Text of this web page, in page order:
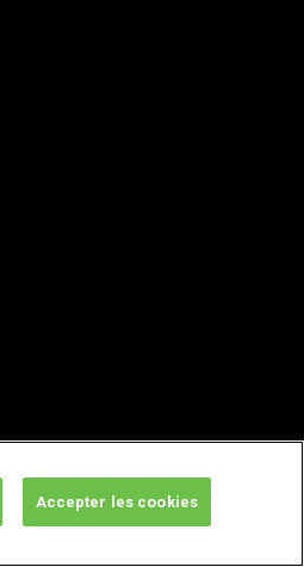
twitterfacebook
youtube
Accepter les cookies